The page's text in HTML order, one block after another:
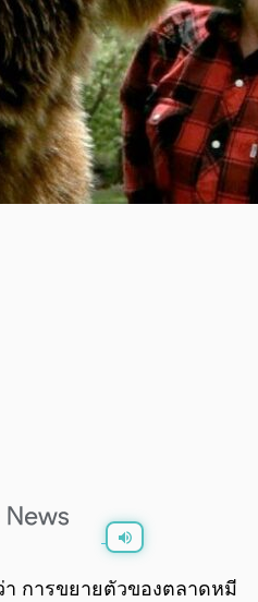
า การขยายตัวของตลาดหมี